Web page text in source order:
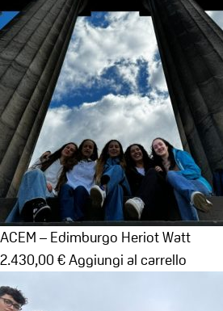
ACEM – Edimburgo Heriot Watt
2.430,00 €Aggiungi al carrello